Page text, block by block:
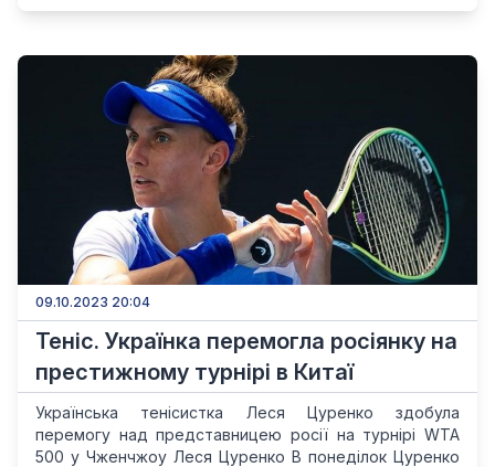
09.10.2023 20:04
Теніс. Українка перемогла росіянку на
престижному турнірі в Китаї
Українська тенісистка Леся Цуренко здобула
перемогу над представницею росії на турнірі WTA
500 у Чженчжоу Леся Цуренко В понеділок Цуренко